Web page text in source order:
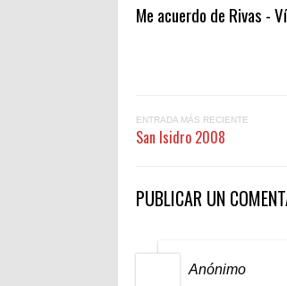
Me acuerdo de Rivas -
ENTRADA MÁS RECIENTE
San Isidro 2008
PUBLICAR UN
Anónimo